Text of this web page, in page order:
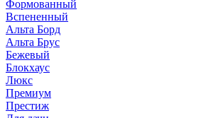
Формованный
Вспененный
Альта Борд
Альта Брус
Бежевый
Блокхаус
Люкс
Премиум
Престиж